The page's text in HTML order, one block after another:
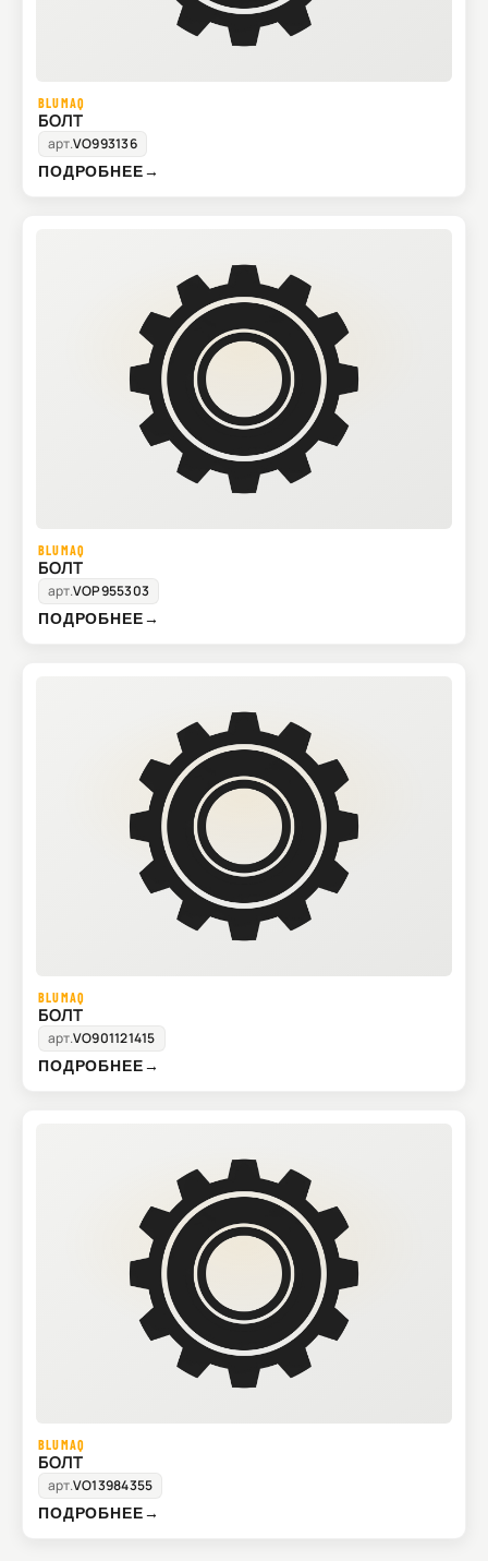
BLUMAQ
БОЛТ
арт.VO993136
ПОДРОБНЕЕ→
BLUMAQ
БОЛТ
арт.VOP955303
ПОДРОБНЕЕ→
BLUMAQ
БОЛТ
арт.VO901121415
ПОДРОБНЕЕ→
BLUMAQ
БОЛТ
арт.VO13984355
ПОДРОБНЕЕ→